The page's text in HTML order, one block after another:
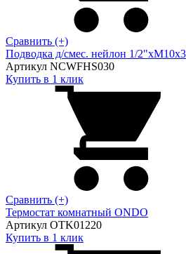
Сравнить (+)
Подводка д/смес. нейлон 1/
Артикул NCWFHS030
Купить в 1 клик
Сравнить (+)
Термостат комнатный ONDO
Артикул OTK01220
Купить в 1 клик